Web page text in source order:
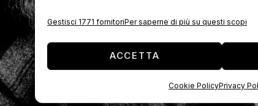
Gestisci 1771 fornitoriPer saperne di più su questi scopi
ACCETTA
Cookie PolicyPrivacy